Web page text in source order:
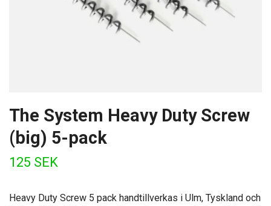
The System Heavy Duty Screw
(big) 5-pack
125 SEK
Heavy Duty Screw 5 pack handtillverkas i Ulm, Tyskland och